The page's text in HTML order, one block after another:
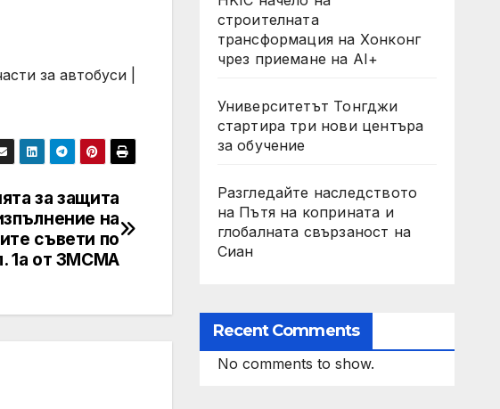
за автобуси |
за защита
на
съвети по
1а от ЗМСМА
строителната
трансформация на Хонконг
чрез приемане на AI+
Университетът Тонгджи
стартира три нови центъра
за обучение
Разгледайте наследството
на Пътя на коприната и
глобалната свързаност на
Сиан
Recent Comments
No comments to show.